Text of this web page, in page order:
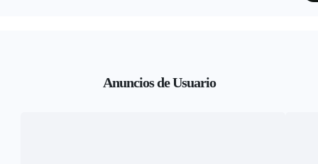
Anuncios de Usuario